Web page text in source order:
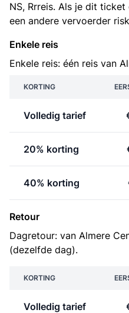
NS, Rrreis. Als je dit
een andere vervoerder
Enkele reis
Enkele reis: één reis van
KORTING
Volledig tarief
20% korting
40% korting
Retour
Dagretour: van Almere
(dezelfde dag).
KORTING
Volledig tarief